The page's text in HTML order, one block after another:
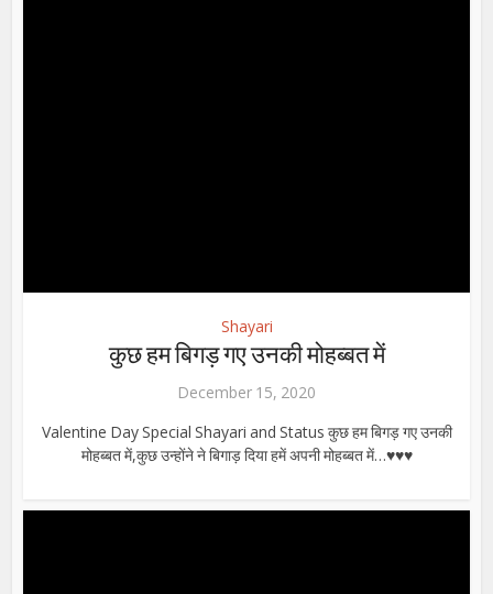
Shayari
कुछ हम बिगड़ गए उनकी मोहब्बत में
December 15, 2020
Valentine Day Special Shayari and Status कुछ हम बिगड़ गए उनकी
मोहब्बत में,कुछ उन्होंने ने बिगाड़ दिया हमें अपनी मोहब्बत में…♥♥♥